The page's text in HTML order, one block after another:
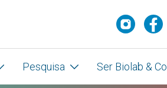
Pesquisa Ser Biolab & Co.